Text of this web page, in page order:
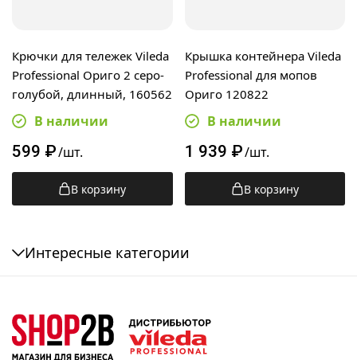
Крючки для тележек Vileda
Professional Ориго 2 серо-
голубой, длинный, 160562
В наличии
599 ₽/шт.
В корзину
Крышка контейнера Vileda
Professional для мопов
Ориго 120822
В наличии
1 939 ₽/шт.
В корзину
Интересные категории